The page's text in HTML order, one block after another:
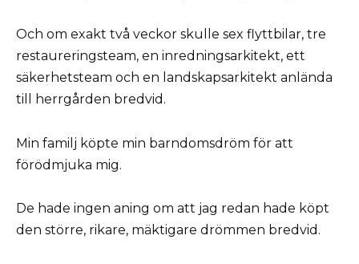
Och om exakt två veckor skulle sex flyttbilar, tre
restaureringsteam, en inredningsarkitekt, ett
säkerhetsteam och en landskapsarkitekt anlända
till herrgården bredvid.
Min familj köpte min barndomsdröm för att
förödmjuka mig.
De hade ingen aning om att jag redan hade köpt
den större, rikare, mäktigare drömmen bredvid.